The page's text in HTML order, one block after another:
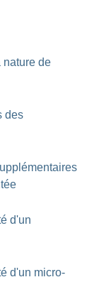
nature de
des
d'un
d'un micro-